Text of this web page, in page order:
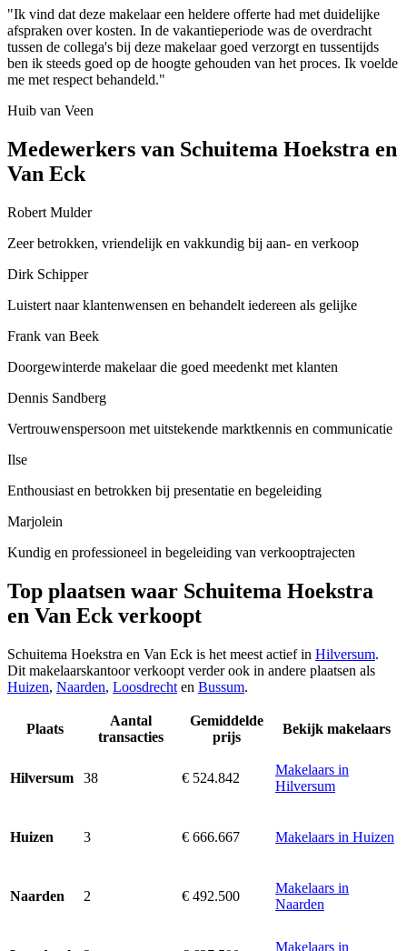
"Ik vind dat deze makelaar een heldere offerte had met duidelijke
afspraken over kosten. In de vakantieperiode was de overdracht
tussen de collega's bij deze makelaar goed verzorgt en tussentijds
ben ik steeds goed op de hoogte gehouden van het proces. Ik voelde
me met respect behandeld."
Huib van Veen
Medewerkers van Schuitema Hoekstra en
Van Eck
Robert Mulder
Zeer betrokken, vriendelijk en vakkundig bij aan- en verkoop
Dirk Schipper
Luistert naar klantenwensen en behandelt iedereen als gelijke
Frank van Beek
Doorgewinterde makelaar die goed meedenkt met klanten
Dennis Sandberg
Vertrouwenspersoon met uitstekende marktkennis en communicatie
Ilse
Enthousiast en betrokken bij presentatie en begeleiding
Marjolein
Kundig en professioneel in begeleiding van verkooptrajecten
Top plaatsen waar Schuitema Hoekstra
en Van Eck verkoopt
Schuitema Hoekstra en Van Eck is het meest actief in Hilversum.
Dit makelaarskantoor verkoopt verder ook in andere plaatsen als
Huizen, Naarden, Loosdrecht en Bussum.
Plaats
Aantal
transacties
Gemiddelde
prijs
Bekijk makelaars
Hilversum 38 € 524.842
Makelaars in
Hilversum
Huizen 3 € 666.667 Makelaars in Huizen
Naarden 2 € 492.500
Makelaars in
Naarden
Makelaars in